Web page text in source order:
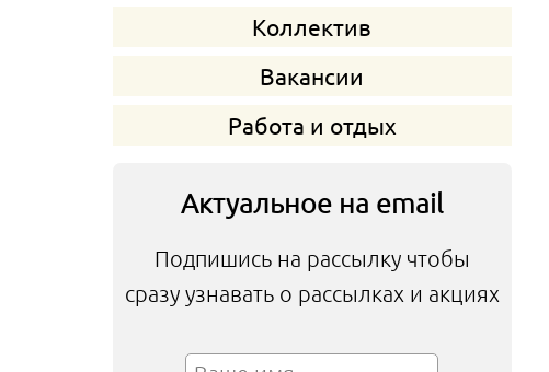
Коллектив
Вакансии
Работа и отдых
Актуальное на email
Подпишись на рассылку чтобы
сразу узнавать о рассылках и акциях